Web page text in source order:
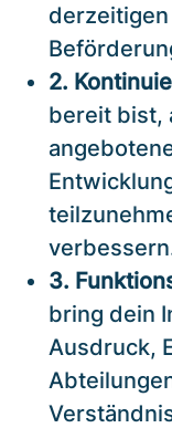
2.
bereit bist,
3.
bring dein
Ausdruck,